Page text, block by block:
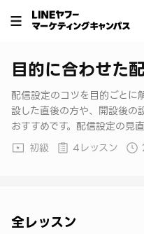
目的に合わせた
配信設定のコツを目的ごとに
設した直後の方や、開設後の
おすすめです。配信設定の見
初級
4レッスン
全レッスン